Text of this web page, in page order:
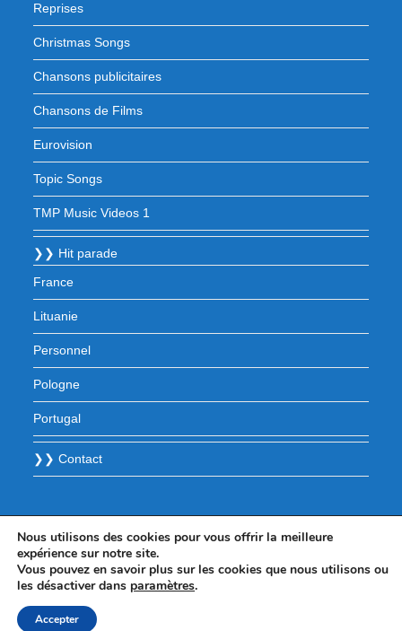
Reprises
Christmas Songs
Chansons publicitaires
Chansons de Films
Eurovision
Topic Songs
TMP Music Videos 1
❯❯ Hit parade
France
Lituanie
Personnel
Pologne
Portugal
❯❯ Contact
Nous utilisons des cookies pour vous offrir la meilleure
expérience sur notre site.
Vous pouvez en savoir plus sur les cookies que nous utilisons ou
les désactiver dans paramètres.
Accepter